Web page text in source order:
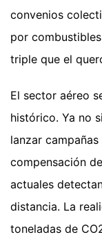
convenios
por
triple que el
El sector aéreo
histórico. Ya no
lanzar
compensación
actuales
distancia. La
toneladas de